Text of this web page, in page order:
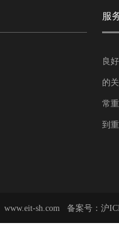
服
良
的
常
到
www.eit-sh.com 备案号： 沪